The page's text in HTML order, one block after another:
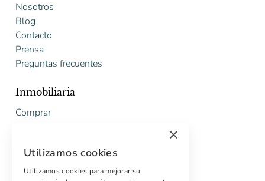
Nosotros
Blog
Contacto
Prensa
Preguntas frecuentes
Inmobiliaria
Comprar
Presupuesto gratuito de rehabilitación
Servicios
×
Utilizamos cookies
Utilizamos cookies para mejorar su